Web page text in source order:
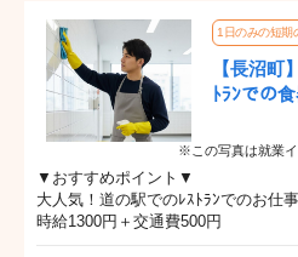
1日のみの短期
【長沼町
ﾄﾗﾝでの
※この写真は就業
▼おすすめポイント▼
大人気！道の駅でのﾚｽﾄﾗﾝでのお仕
時給1300円＋交通費500円